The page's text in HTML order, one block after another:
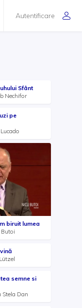
Autentificare
Sfânt
Nechifor
pe
biruit lumea
Butoi
semne si
Stela Dan